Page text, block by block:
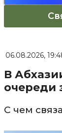
06.08.2026,
В
очереди
С чем